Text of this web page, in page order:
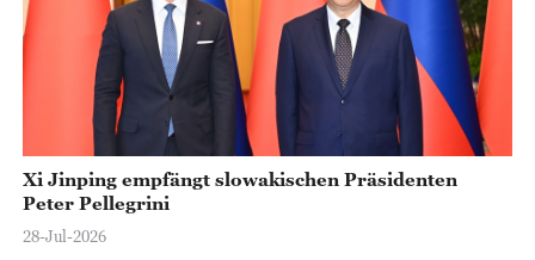
Xi Jinping empfängt slowakischen Präsidenten
Peter Pellegrini
28-Jul-2026